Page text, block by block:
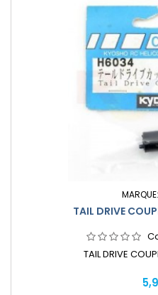
MARQUE:
TAIL DRIVE
TAIL DRIVE
Prix